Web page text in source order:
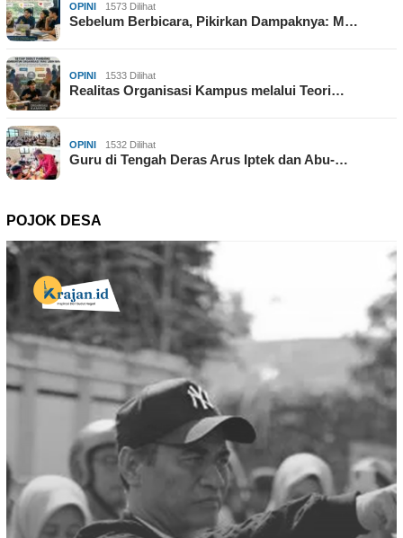
OPINI 1573 Dilihat
Sebelum Berbicara, Pikirkan Dampaknya: M…
OPINI 1533 Dilihat
Realitas Organisasi Kampus melalui Teori…
OPINI 1532 Dilihat
Guru di Tengah Deras Arus Iptek dan Abu-…
POJOK DESA